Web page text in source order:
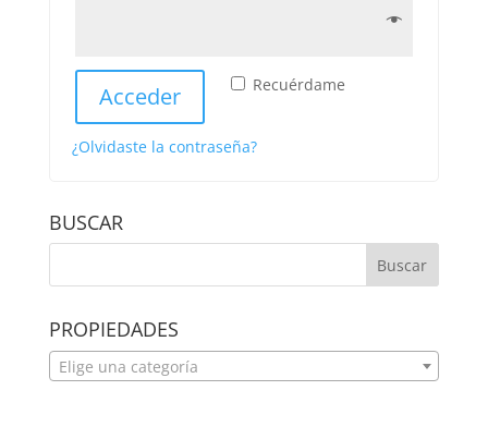
Recuérdame
Acceder
¿Olvidaste la contraseña?
BUSCAR
PROPIEDADES
Elige una categoría